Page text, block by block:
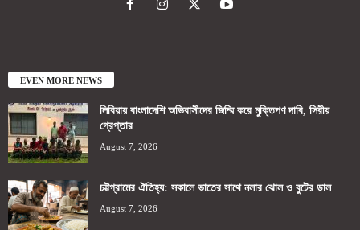
EVEN MORE NEWS
লিবিয়ায় বাংলাদেশি অভিবাসীদের জিম্মি করে মুক্তিপণ দাবি, সিরীয়
গ্রেপ্তার
August 7, 2026
চট্টগ্রামের ঐতিহ্য: সকালে ভাতের সাথে নলার ঝোল ও বুটের ডাল
August 7, 2026